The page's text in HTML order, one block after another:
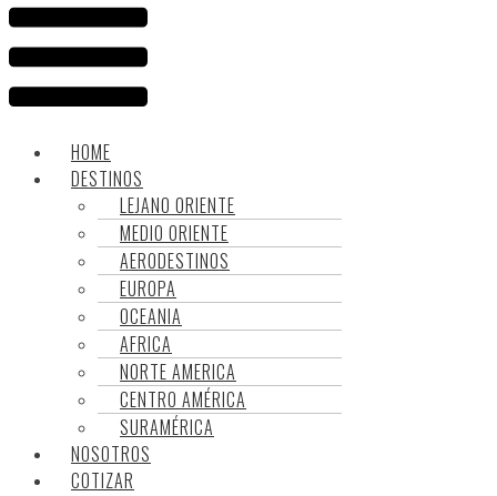
HOME
DESTINOS
LEJANO ORIENTE
MEDIO ORIENTE
AERODESTINOS
EUROPA
OCEANIA
AFRICA
NORTE AMERICA
CENTRO AMÉRICA
SURAMÉRICA
NOSOTROS
COTIZAR